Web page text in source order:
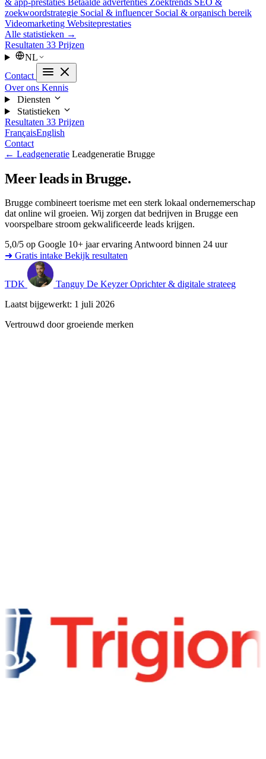
& app-prestaties Betaalde advertenties Zoektrends SEO &
zoekwoordstrategie Social & influencer Social & organisch bereik
Videomarketing Websiteprestaties
Alle statistieken →
Resultaten 33 Prijzen
NL
Contact
Over ons Kennis
Diensten
Statistieken
Resultaten 33 Prijzen
FrançaisEnglish
Contact
← Leadgeneratie Leadgeneratie Brugge
Meer leads in Brugge.
Brugge combineert toerisme met een sterk lokaal ondernemerschap
dat online wil groeien. Wij zorgen dat bedrijven in Brugge een
voorspelbare stroom gekwalificeerde leads krijgen.
5,0/5 op Google 10+ jaar ervaring Antwoord binnen 24 uur
➜ Gratis intake Bekijk resultaten
TDK Tanguy De Keyzer Oprichter & digitale strateeg
Laatst bijgewerkt: 1 juli 2026
Vertrouwd door groeiende merken